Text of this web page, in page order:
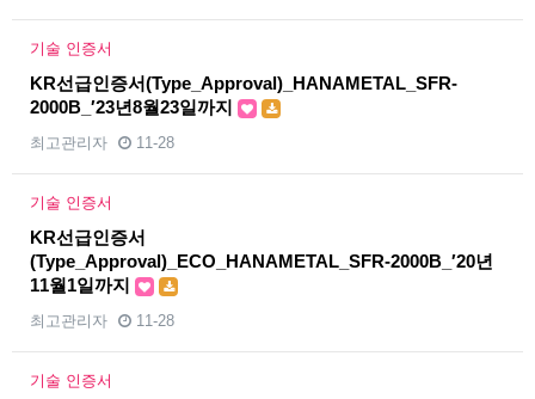
기술 인증서
KR선급인증서(Type_Approval)_HANAMETAL_SFR-
2000B_′23년8월23일까지
최고관리자 11-28
기술 인증서
KR선급인증서
(Type_Approval)_ECO_HANAMETAL_SFR-2000B_′20년
11월1일까지
최고관리자 11-28
기술 인증서